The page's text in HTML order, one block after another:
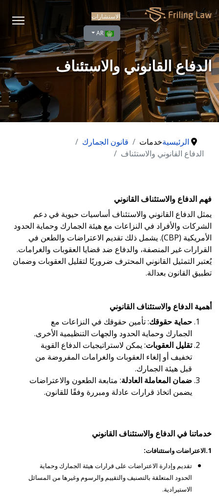
الاستشارات
اختر لغتك
AR
الدفاع القانوني والاستئناف
الرئيسيةخدمات
قانون الجمارك
الدفاع القانوني والاستئناف
فهم الدفاع والاستئناف القانوني
يمثل الدفاع القانوني والاستئناف أساسيات حيوية في دعم
الشركات والأفراد في النزاعات مع هيئة الجمارك وحماية الحدود
الأمريكية (CBP). يشمل ذلك تقديم الاعتراضات والطعن في
القرارات غير المنصفة، والدفاع ضد قضايا العقوبات والغرامات.
يُعتبر التمثيل القانوني المحترف ضروريًا لتقليل العقوبات وضمان
تطبيق القانون بعدالة.
أهمية الدفاع والاستئناف القانوني
حماية حقوقك: تأمين حقوقك في النزاعات مع
الجمارك وحماية الحدود والجهات التنظيمية الأخرى.
تقليل العقوبات: يمكن لاستراتيجيات الدفاع القوية
تخفيف أو إلغاء العقوبات والغرامات المفروضة من
قبل هيئة الجمارك.
ضمان المعاملة العادلة: متابعة الطعون والاعتراضات
يضمن اتخاذ قرارات عادلة ومبررة وفقًا للقانون.
خدماتنا في الدفاع والاستئناف القانوني
1.الاعتراضات واستئنافات:
تقديم وإدارة الاعتراضات على قرارات هيئة الجمارك وحماية
الحدود المتعلقة بالتصنيف والتقييم والرسوم وغيرها من المسائل
الاستيرادية.